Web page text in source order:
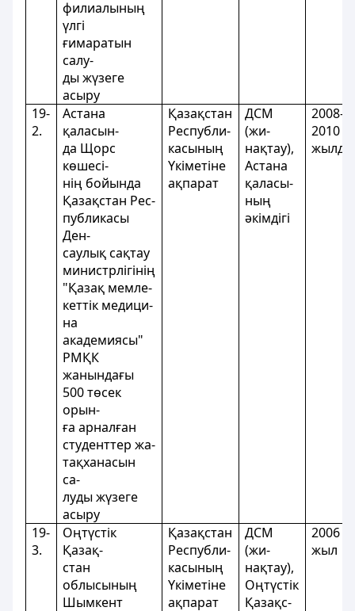
филиалының
үлгi
ғимаратын
салу-
ды жүзеге
асыру
19-
2.
Астана
қаласын-
да Щорс
көшесі-
нің бойында
Қазақстан Рес-
публикасы
Ден-
саулық сақтау
министрлігінің
"Қазақ мемле-
кеттік медици-
на
академиясы"
РМҚК
жанындағы
500 төсек
орын-
ға арналған
студенттер жа-
тақханасын
са-
луды жүзеге
асыру
Қазақстан
Республи-
касының
Үкіметіне
ақпарат
ДСМ
(жи-
нақтау),
Астана
қаласы-
ның
әкімдігі
2008-
2010
19-
3.
Оңтүстік
Қазақ-
стан
облысының
Шымкент
Қазақстан
Республи-
касының
Үкіметіне
ақпарат
ДСМ
(жи-
нақтау),
Оңтүстік
Қазақс-
2006
жыл